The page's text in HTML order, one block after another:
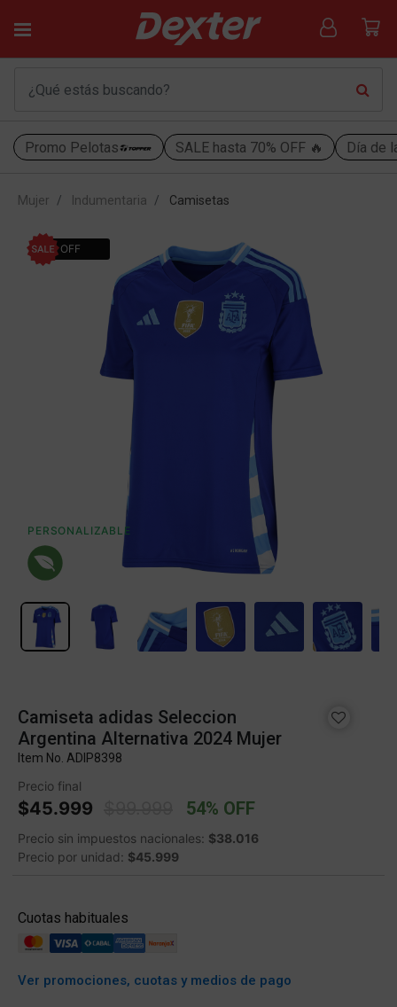
Promo Pelotas SALE hasta 70% OFF 🔥 Día de
Mujer Indumentaria Camisetas
54% OFF
PERSONALIZABLE
Camiseta adidas Seleccion
Argentina Alternativa 2024 Mujer
Item No. ADIP8398
Precio final
$45.999 Price reduced from
54% OFF
Precio sin impuestos nacionales: $38.016
Precio por unidad: $45.999
Cuotas habituales
Ver promociones, cuotas y medios de pago